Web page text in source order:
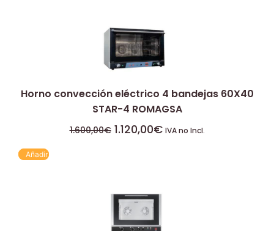
Horno convección eléctrico 4 bandejas 60X40
STAR-4 ROMAGSA
1.600,00€ 1.120,00€ IVA no Incl.
Añadir